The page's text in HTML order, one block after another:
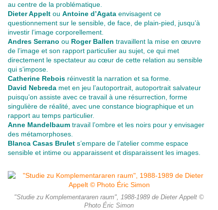
au centre de la problématique.
Dieter Appelt ou Antoine d’Agata envisagent ce
questionnement sur le sensible, de face, de plain-pied, jusqu’à
investir l’image corporellement.
Andres Serrano ou Roger Ballen travaillent la mise en œuvre
de l’image et son rapport particulier au sujet, ce qui met
directement le spectateur au cœur de cette relation au sensible
qui s’impose.
Catherine Rebois réinvestit la narration et sa forme.
David Nebreda met en jeu l’autoportrait, autoportrait salvateur
puisqu’on assiste avec ce travail à une résurrection, forme
singulière de réalité, avec une constance biographique et un
rapport au temps particulier.
Anne Mandelbaum travail l’ombre et les noirs pour y envisager
des métamorphoses.
Blanca Casas Brulet s’empare de l’atelier comme espace
sensible et intime ou apparaissent et disparaissent les images.
"Studie zu Komplementararen raum", 1988-1989 de Dieter Appelt ©
Photo Éric Simon